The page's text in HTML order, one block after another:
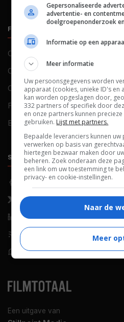
Een uitgave van
FILMTOTAAL
Contact
Over ons
Colofon
FAQ
Blog
SOCIALS
Facebook
X (Twitter)
LinkedIn
RSS-feed
WhatsApp
Gepersonaliseerde
advertentie- en
doelgroepenonderzoek
Informatie op een
Meer informatie
Uw persoonsgegevens worden
apparaat (cookies, unieke ID's en
kan worden opgeslagen door,
332 partners of specifiek door
en onze partners kunnen
gebruiken. Lijst met partners.
Bepaalde leveranciers kunnen
verwerken op basis van
hiertegen bezwaar maken door
beheren. Zoek onderaan deze
een link om uw toestemming te
privacy- en cookie-instellingen.
Naar de
Meer